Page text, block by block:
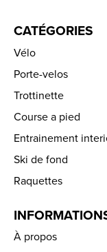
CATÉGORIES
Vélo
Porte-velos
Trottinette
Course a pied
Entrainement
Ski de fond
Raquettes
À propos